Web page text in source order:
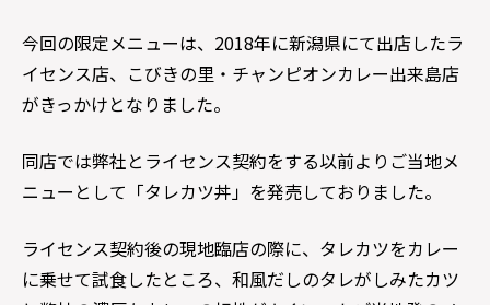
今回の限定メニューは、2018年に新潟県にて出店したラ
イセンス店、こびきの里・チャンピオンカレー出来島店
がきっかけとなりました。
同店では弊社とライセンス契約をする以前よりご当地メ
ニューとして「タレカツ丼」を発売しておりました。
ライセンス契約後の現地臨店の際に、タレカツをカレー
に乗せて試食したところ、和風だしのタレがしみたカツ